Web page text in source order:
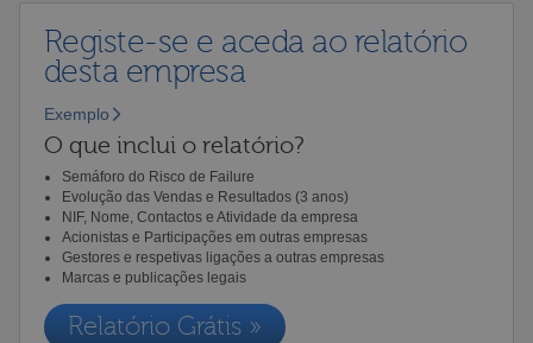
Registe-se e aceda ao relatório
desta empresa
Exemplo
O que inclui o relatório?
Semáforo do Risco de Failure
Evolução das Vendas e Resultados (3 anos)
NIF, Nome, Contactos e Atividade da empresa
Acionistas e Participações em outras empresas
Gestores e respetivas ligações a outras empresas
Marcas e publicações legais
Relatório Grátis »